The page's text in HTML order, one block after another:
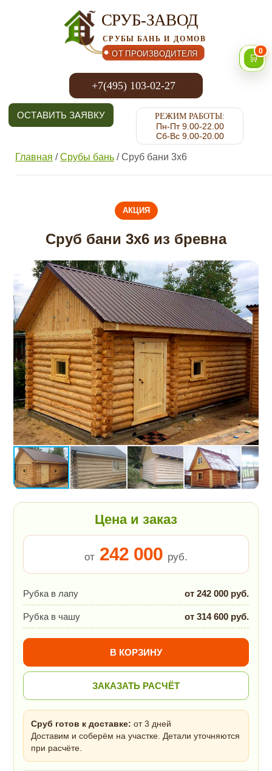
СРУБ-ЗАВОД
СРУБЫ БАНЬ И ДОМОВ
ОТ ПРОИЗВОДИТЕЛЯ
+7(495) 103-02-27
РЕЖИМ РАБОТЫ:
Пн-Пт 9.00-22.00
Сб-Вс 9.00-20.00
ОСТАВИТЬ ЗАЯВКУ
🛒
0
Главная /Срубы бань /Сруб бани 3х6
АКЦИЯ
Сруб бани 3х6 из бревна
Цена и заказ
от 242 000 руб.
Рубка в лапу от 242 000 руб.
Рубка в чашу от 314 600 руб.
В КОРЗИНУ
ЗАКАЗАТЬ РАСЧЁТ
Сруб готов к доставке: от 3 дней
Доставим и соберём на участке. Детали уточняются
при расчёте.